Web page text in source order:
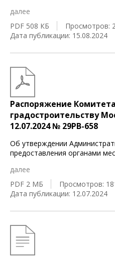
далее
PDF 508 КБ
Просмотров:
Дата публикации: 15.08.2024
Распоряжение
градостроительству
12.07.2024 № 29РВ-658
Об утверждении
предоставления органами
далее
PDF 2 МБ
Просмотров:
Дата публикации: 12.07.2024